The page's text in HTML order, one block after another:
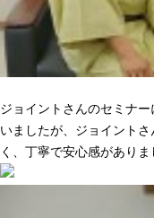
ジョイントさんのセミナ
いましたが、ジョイント
く、丁寧で安心感がありま